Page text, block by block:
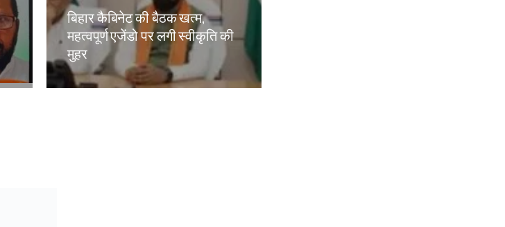
बिहार कैबिनेट की बैठक खत्म,
महत्वपूर्ण एजेंडो पर लगी स्वीकृति की
मुहर
Amit Lekh